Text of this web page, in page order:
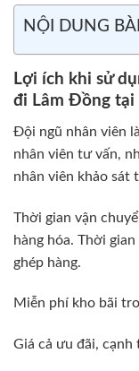
NỘI DUNG BÀI
Lợi ích khi sử
đi Lâm Đồng tại
Đội ngũ nhân viên
nhân viên tư vấn,
nhân viên khảo sát
Thời gian vận
hàng hóa. Thời
ghép hàng.
Miễn phí kho bãi
Giá cả ưu đãi, cạnh